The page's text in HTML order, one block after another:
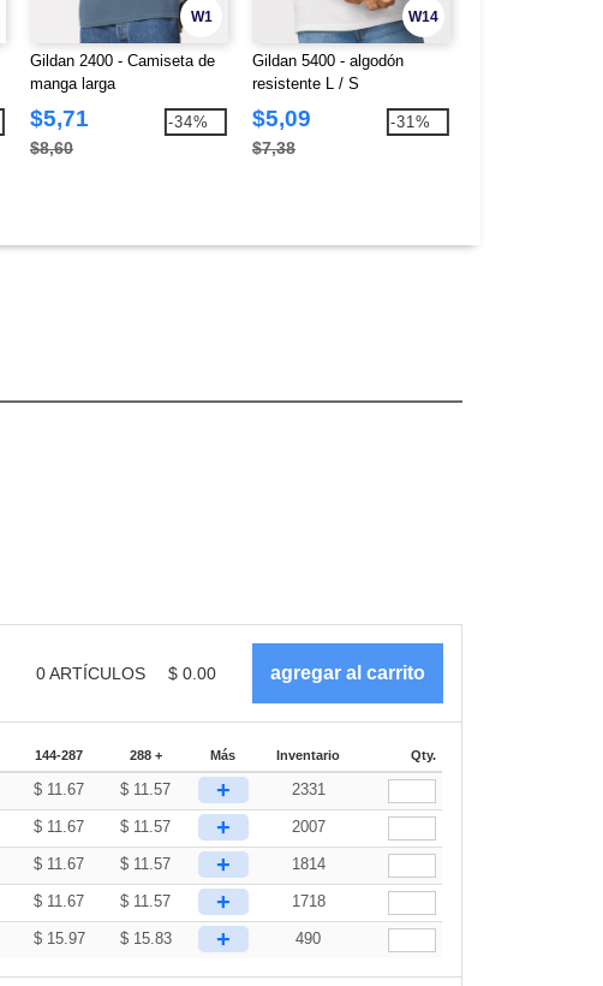
W1
Gildan 2400 - Camiseta de
manga larga
$5,71
$8,60
-34%
W14
Gildan 5400 - algodón
resistente L / S
$5,09
$7,38
-31%
0ARTÍCULOS $ 0.00
144-287 288 + Más Inventario Qty.
$ 11.67 $ 11.57 + 2331
$ 11.67 $ 11.57 + 2007
$ 11.67 $ 11.57 + 1814
$ 11.67 $ 11.57 + 1718
$ 15.97 $ 15.83 + 490